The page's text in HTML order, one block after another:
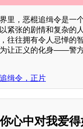
里，恶棍追缉令是一
紧张的剧情和复杂的
往往拥有令人忌惮的
让正义的化身——警
缉令，正片
心中对我爱得